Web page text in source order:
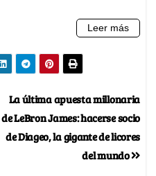
La última apuesta millonaria
de LeBron James: hacerse socio
de Diageo, la gigante de licores
del mundo